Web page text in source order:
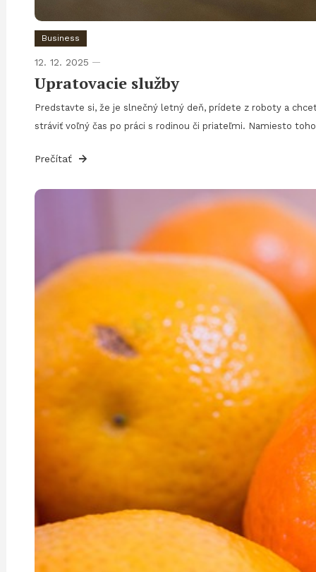
Business
12. 12. 2025
Upratovacie služby
Predstavte si, že je slnečný letný deň, prídete z roboty a
stráviť voľný čas po práci s rodinou či priateľmi. Namiesto
Prečítať